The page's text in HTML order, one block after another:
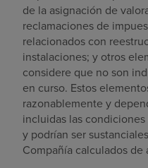
de la asignación de
reclamaciones de
relacionados con
instalaciones; y otros
considere que no son
en curso. Estos
razonablemente y
incluidas las
y podrían ser
Compañía calculados de